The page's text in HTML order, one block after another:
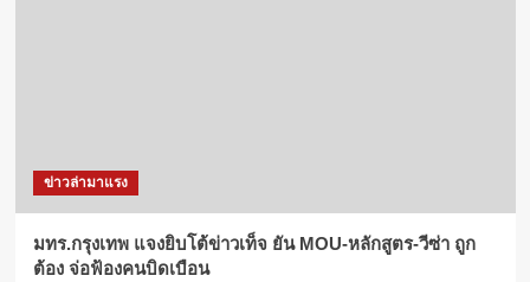
ข่าวล่ามาแรง
มทร.กรุงเทพ แจงยิบโต้ข่าวเท็จ ยัน MOU-หลักสูตร-วีซ่า ถูก
ต้อง จ่อฟ้องคนบิดเบือน